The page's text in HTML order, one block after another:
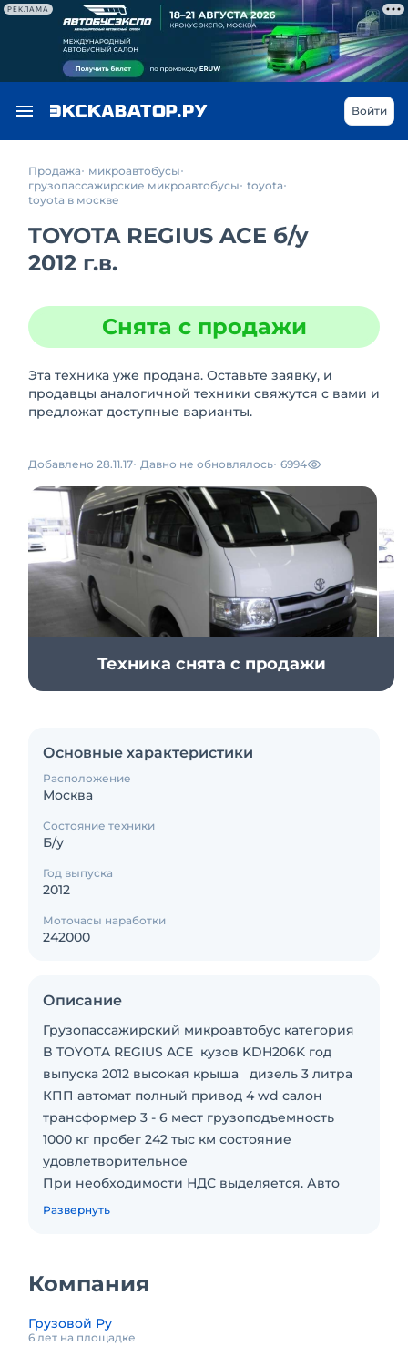
РЕКЛАМА
Войти
Продажа
микроавтобусы
грузопассажирские микроавтобусы toyota
toyota в москве
TOYOTA REGIUS ACE б/у
2012 г.в.
Снята с продажи
Эта техника уже продана. Оставьте заявку, и
продавцы аналогичной техники свяжутся с вами и
предложат доступные варианты.
Добавлено 28.11.17 Давно не обновлялось 6994
Техника снята с продажи
Основные характеристики
Расположение
Москва
Состояние техники
Б/у
Год выпуска
2012
Моточасы наработки
242000
Описание
Грузопассажирский микроавтобус категория
B TOYOTA REGIUS ACE кузов KDH206K год
выпуска 2012 высокая крыша дизель 3 литра
КПП автомат полный привод 4 wd салон
трансформер 3 - 6 мест грузоподъемность
1000 кг пробег 242 тыс км состояние
удовлетворительное
При необходимости НДС выделяется. Авто
мото техника по выбору клиента покупается,
смотреть на atmkorp. Огромный выбор,
большое разнообразие марок, моделей и
модификаций, реальное состояние, пробег и
Развернуть
Компания
Грузовой Ру
6 лет на площадке